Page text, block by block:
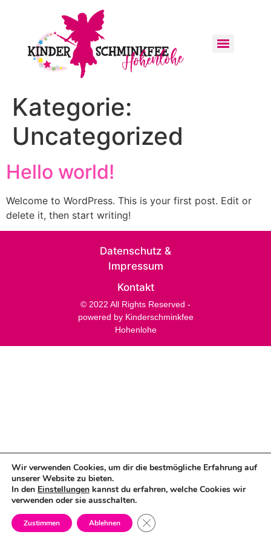
Kategorie:
Uncategorized
Hello world!
Welcome to WordPress. This is your first post. Edit or
delete it, then start writing!
Datenschutz &
Impressum
Kontakt
© 2022 All Rights Reserved -
powered by Kinderschminkfee
Hohenlohe
Wir verwenden Cookies, um dir die bestmögliche Erfahrung auf
unserer Website zu bieten.
In den Einstellungen kannst du erfahren, welche Cookies wir
verwenden oder sie ausschalten.
Zustimmen Ablehnen GDPR Cookie-Banner schließen